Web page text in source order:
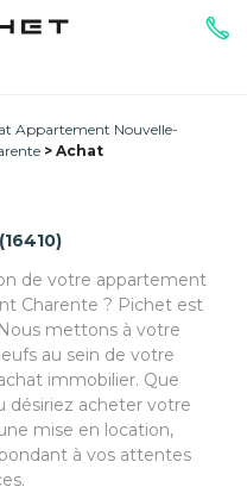
Appartement Nouvelle-
Achat
de votre appartement
Charente ? Pichet est
mettons à votre
au sein de votre
immobilier. Que
désiriez acheter votre
mise en location,
à vos attentes